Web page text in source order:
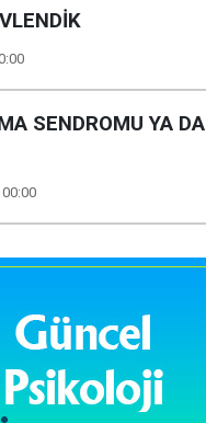
SENDROMU YA DA